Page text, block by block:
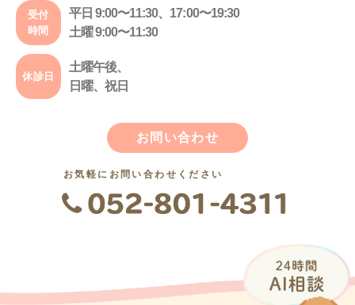
受付
時間
平日 9:00〜11:30、17:00〜19:30
土曜 9:00〜11:30
休診日
土曜午後、
日曜、祝日
お問い合わせ
お気軽にお問い合わせください